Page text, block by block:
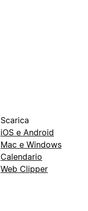
Scarica
iOS e Android
Mac e Windows
Calendario
Web Clipper